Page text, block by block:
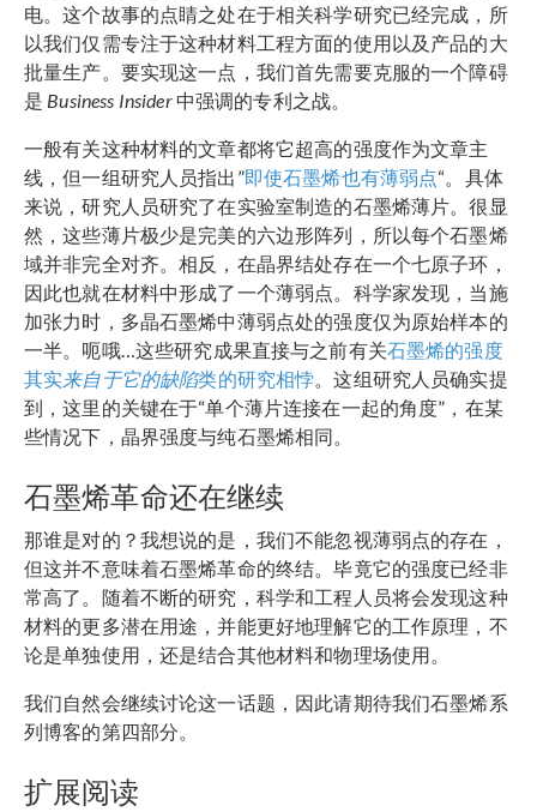
电。这个故事的点睛之处在于相关科学研究已经完成，所
以我们仅需专注于这种材料工程方面的使用以及产品的大
批量生产。要实现这一点，我们首先需要克服的一个障碍
是 Business Insider中强调的专利之战。
一般有关这种材料的文章都将它超高的强度作为文章主
线，但一组研究人员指出”即使石墨烯也有薄弱点“。具体
来说，研究人员研究了在实验室制造的石墨烯薄片。很显
然，这些薄片极少是完美的六边形阵列，所以每个石墨烯
域并非完全对齐。相反，在晶界结处存在一个七原子环，
因此也就在材料中形成了一个薄弱点。科学家发现，当施
加张力时，多晶石墨烯中薄弱点处的强度仅为原始样本的
一半。呃哦…这些研究成果直接与之前有关石墨烯的强度
其实来自于它的缺陷类的研究相悖 。这组研究人员确实提
到，这里的关键在于“单个薄片连接在一起的角度”，在某
些情况下，晶界强度与纯石墨烯相同。
石墨烯革命还在继续
那谁是对的？我想说的是，我们不能忽视薄弱点的存在，
但这并不意味着石墨烯革命的终结。毕竟它的强度已经非
常高了。随着不断的研究，科学和工程人员将会发现这种
材料的更多潜在用途，并能更好地理解它的工作原理，不
论是单独使用，还是结合其他材料和物理场使用。
我们自然会继续讨论这一话题，因此请期待我们石墨烯系
列博客的第四部分。
扩展阅读